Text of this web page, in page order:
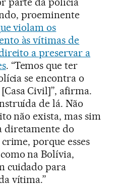
proeminente
violam os
às vítimas de
a preservar a
. “Temos que ter
se encontra o
Civil]”, afirma.
de lá. Não
não exista, mas sim
diretamente do
porque esses
na Bolívia,
cuidado para
vítima.”